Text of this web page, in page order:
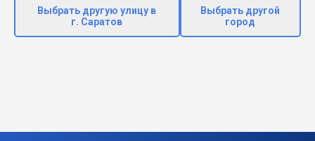
Выбрать другую улицу в
г. Саратов
Выбрать другой
город